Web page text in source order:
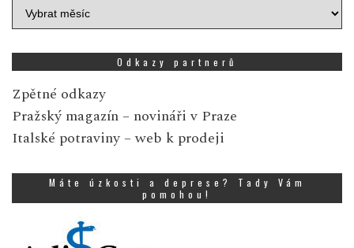
Archiv
zpráv
Odkazy partnerů
Zpětné odkazy
Pražský magazín – novináři v Praze
Italské potraviny – web k prodeji
Máte úzkosti a deprese? Tady Vám
pomohou!